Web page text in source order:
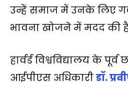
उन्हें समाज में उनके लिए
भावना खोजने में मदद की
हार्वर्ड विश्वविद्यालय के
आईपीएस अधिकारीडॉ.